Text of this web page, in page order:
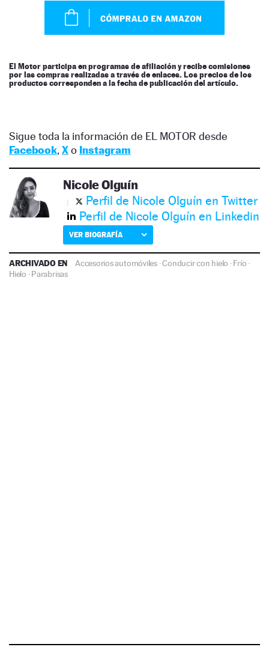
El Motor participa en programas de afiliación y recibe comisiones
por las compras realizadas a través de enlaces. Los precios de los
productos corresponden a la fecha de publicación del artículo.
Sigue toda la información de EL MOTOR desde
Facebook, Xo Instagram
Nicole Olguín
Perfil de Nicole Olguín en Twitter
Perfil de Nicole Olguín en Linkedin
VER BIOGRAFÍA
ARCHIVADO EN Accesorios automóviles·Conducir con hielo ·Frío ·
Hielo ·Parabrisas